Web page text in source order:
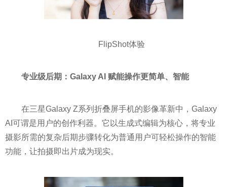
FlipShot体验
专业级后期： Galaxy AI 赋能操作更简单、智能
在三星Galaxy Z系列折叠屏手机的影像革新中，Galaxy
AI可谓是用户的创作利器。它以生成式编辑为核心，将专业
摄影所需的复杂后期步骤转化为普通用户可轻松操作的智能
功能，让拍摄即出片成为现实。